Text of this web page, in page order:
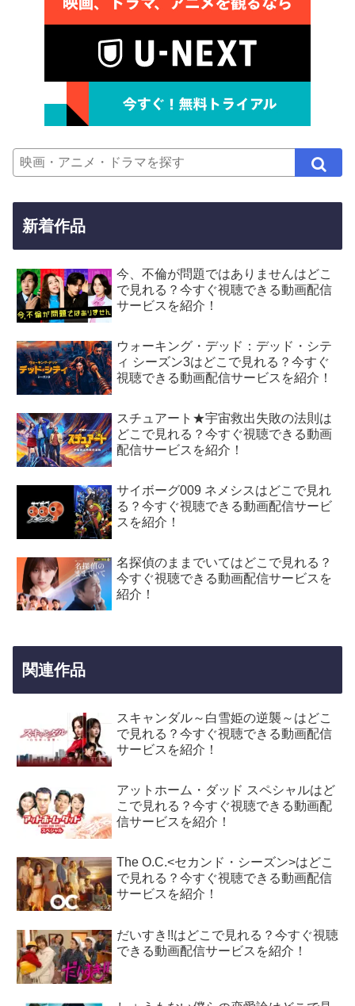
新着作品
今、不倫が問題ではありませんはどこ
で見れる？今すぐ視聴できる動画配信
サービスを紹介！
ウォーキング・デッド：デッド・シテ
ィ シーズン3はどこで見れる？今すぐ
視聴できる動画配信サービスを紹介！
スチュアート★宇宙救出失敗の法則は
どこで見れる？今すぐ視聴できる動画
配信サービスを紹介！
サイボーグ009 ネメシスはどこで見れ
る？今すぐ視聴できる動画配信サービ
スを紹介！
名探偵のままでいてはどこで見れる？
今すぐ視聴できる動画配信サービスを
紹介！
関連作品
スキャンダル～白雪姫の逆襲～はどこ
で見れる？今すぐ視聴できる動画配信
サービスを紹介！
アットホーム・ダッド スペシャルはど
こで見れる？今すぐ視聴できる動画配
信サービスを紹介！
The O.C.<セカンド・シーズン>はどこ
で見れる？今すぐ視聴できる動画配信
サービスを紹介！
だいすき!!はどこで見れる？今すぐ視聴
できる動画配信サービスを紹介！